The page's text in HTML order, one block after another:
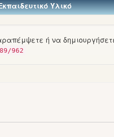
Υλικό
ή να
962